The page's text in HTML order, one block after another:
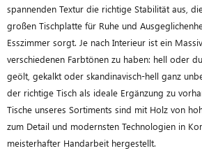
spannenden Textur die richtige Stabilität aus,
großen Tischplatte für Ruhe und
Esszimmer sorgt. Je nach Interieur ist ein
verschiedenen Farbtönen zu haben: hell oder
geölt, gekalkt oder skandinavisch-hell ganz
der richtige Tisch als ideale Ergänzung zu
Tische unseres Sortiments sind mit Holz von
zum Detail und modernsten Technologien in
meisterhafter Handarbeit hergestellt.